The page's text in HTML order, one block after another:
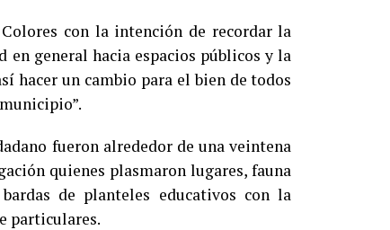
con la intención de recordar la
general hacia espacios públicos y la
hacer un cambio para el bien de todos
fueron alrededor de una veintena
quienes plasmaron lugares, fauna
de planteles educativos con la
particulares.